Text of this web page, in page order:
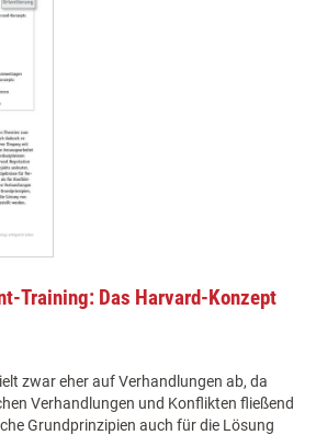
Training: Das Harvard-Konzept
zwar eher auf Verhandlungen ab, da
Verhandlungen und Konflikten fließend
Grundprinzipien auch für die Lösung